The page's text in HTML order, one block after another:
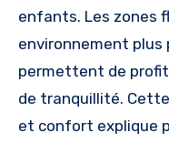
enfants. Les zones
environnement
permettent de
de tranquillité.
et confort explique